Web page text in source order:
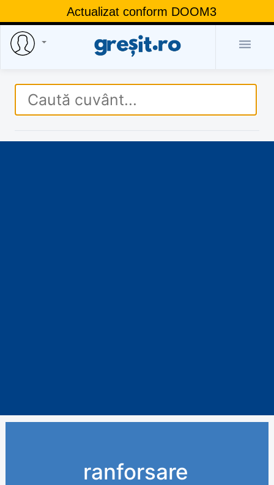
Actualizat conform DOOM3

ranforsare